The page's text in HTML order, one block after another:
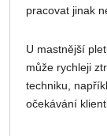
pracovat jinak
U mastnější
může rychleji
techniku,
očekávání